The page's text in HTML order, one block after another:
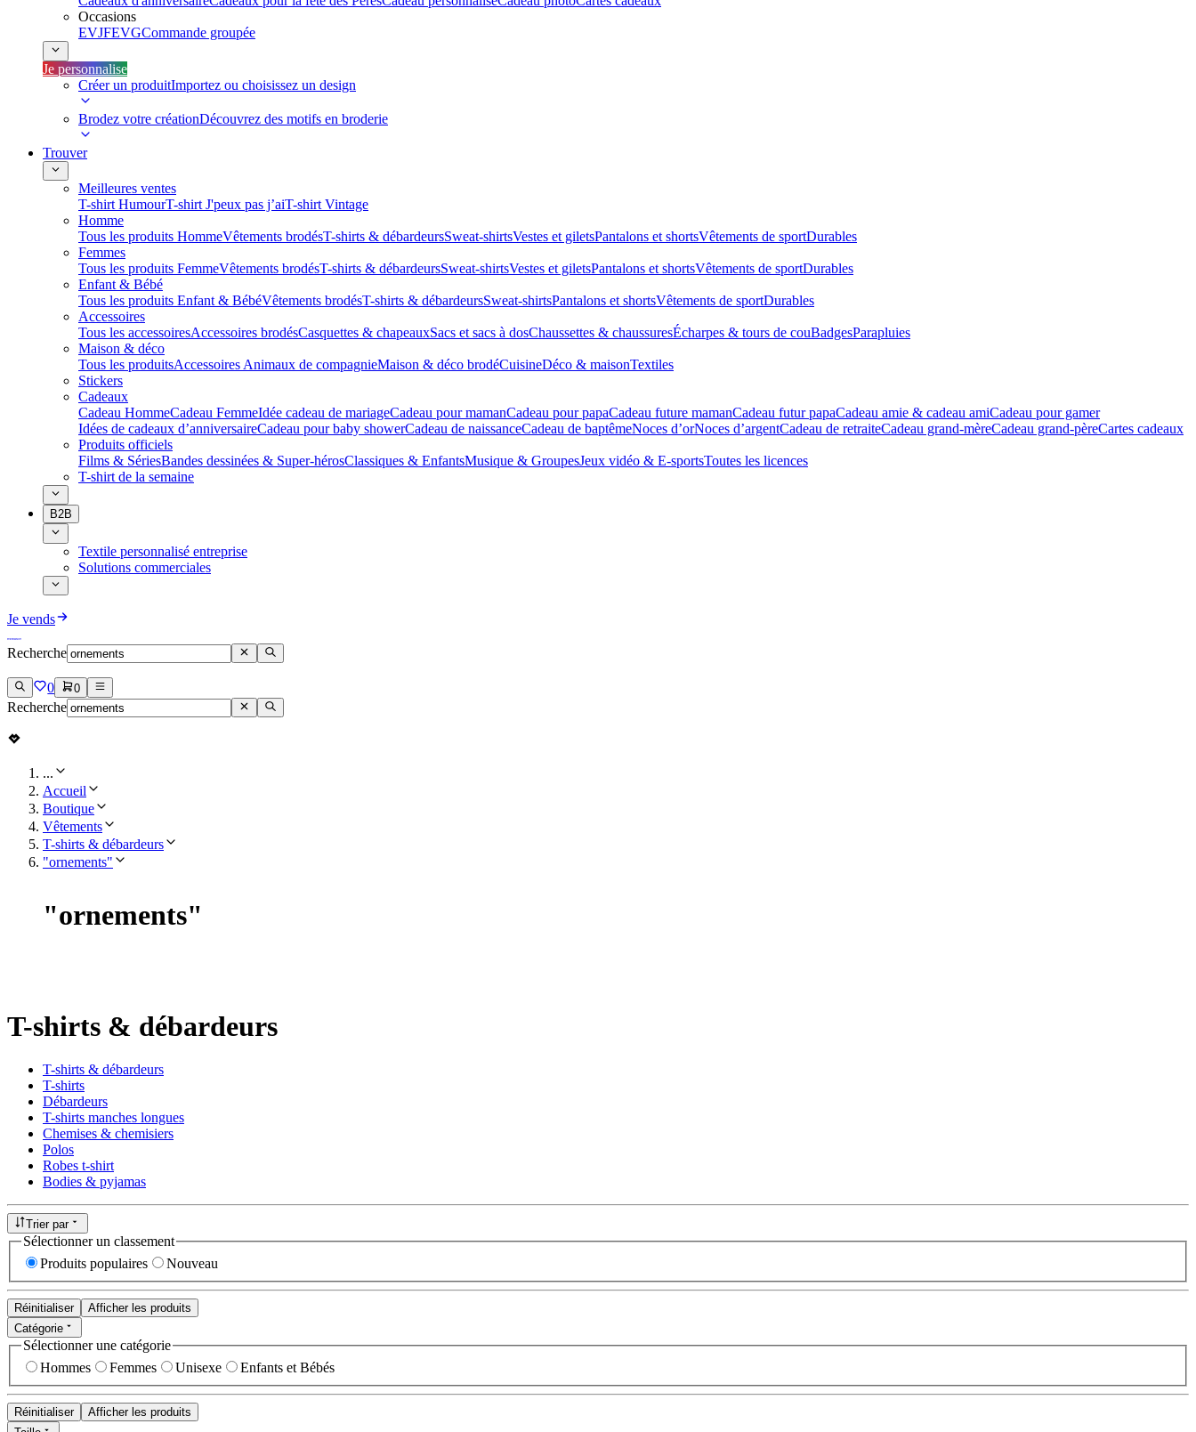
Occasions
EVJFEVGCommande groupée
Je personnalise
Créer un produitImportez ou choisissez un design
Brodez votre créationDécouvrez des motifs en broderie
Trouver
Meilleures ventes
T-shirt HumourT-shirt J'peux pas j’aiT-shirt Vintage
Homme
Tous les produits HommeVêtements brodésT-shirts & débardeursSweat-shirtsVestes et giletsPantalons et shortsVêtements de sportDurables
Femmes
Tous les produits FemmeVêtements brodésT-shirts & débardeursSweat-shirtsVestes et giletsPantalons et shortsVêtements de sportDurables
Enfant & Bébé
Tous les produits Enfant & BébéVêtements brodésT-shirts & débardeursSweat-shirtsPantalons et shortsVêtements de sportDurables
Accessoires
Tous les accessoiresAccessoires brodésCasquettes & chapeauxSacs et sacs à dosChaussettes & chaussuresÉcharpes & tours de couBadgesParapluies
Maison & déco
Tous les produitsAccessoires Animaux de compagnieMaison & déco brodéCuisineDéco & maisonTextiles
Stickers
Cadeaux
Cadeau HommeCadeau FemmeIdée cadeau de mariage​Cadeau pour mamanCadeau pour papaCadeau future mamanCadeau futur papaCadeau amie & cadeau amiCadeau pour gamer
Idées de cadeaux d’anniversaireCadeau pour baby showerCadeau de naissanceCadeau de baptêmeNoces d’orNoces d’argentCadeau de retraiteCadeau grand-mèreCadeau grand-pèreCartes cadeaux
Produits officiels
Films & SériesBandes dessinées & Super-hérosClassiques & EnfantsMusique & GroupesJeux vidéo & E-sportsToutes les licences
T-shirt de la semaine
B2B
Textile personnalisé entreprise
Solutions commerciales
Je vends
Recherche
0 0
Recherche
...
Accueil
Boutique
Vêtements
T-shirts & débardeurs
"ornements"
"ornements"
T-shirts & débardeurs
T-shirts & débardeurs
T-shirts
Débardeurs
T-shirts manches longues
Chemises & chemisiers
Polos
Robes t-shirt
Bodies & pyjamas
Trier par
Sélectionner un classement
Produits populaires
Nouveau
Réinitialiser
Afficher les produits
Catégorie
Sélectionner une catégorie
Hommes
Femmes Unisexe Enfants et Bébés
Réinitialiser
Afficher les produits